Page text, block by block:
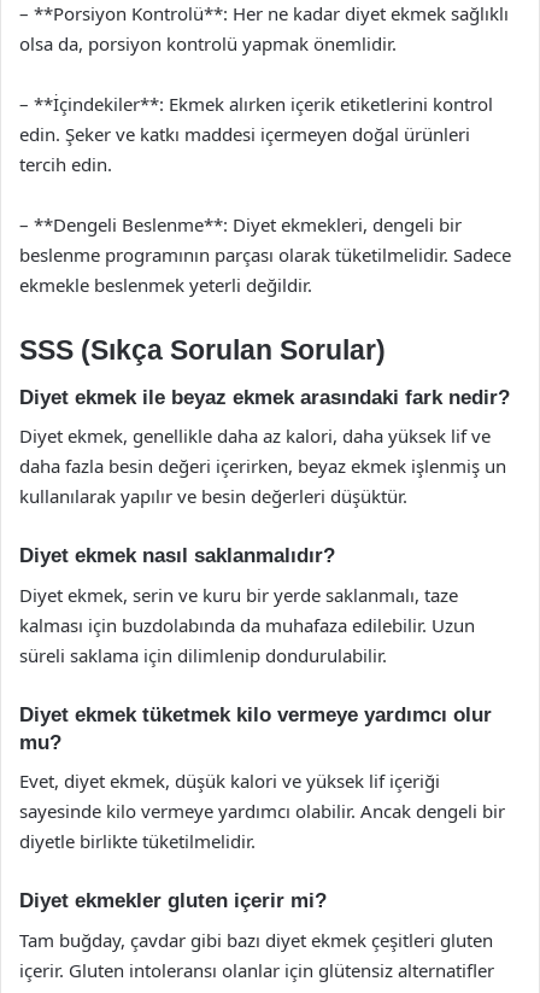
– **Porsiyon Kontrolü**: Her ne kadar diyet ekmek sağlıklı
olsa da, porsiyon kontrolü yapmak önemlidir.
– **İçindekiler**: Ekmek alırken içerik etiketlerini kontrol
edin. Şeker ve katkı maddesi içermeyen doğal ürünleri
tercih edin.
– **Dengeli Beslenme**: Diyet ekmekleri, dengeli bir
beslenme programının parçası olarak tüketilmelidir. Sadece
ekmekle beslenmek yeterli değildir.
SSS (Sıkça Sorulan Sorular)
Diyet ekmek ile beyaz ekmek arasındaki fark nedir?
Diyet ekmek, genellikle daha az kalori, daha yüksek lif ve
daha fazla besin değeri içerirken, beyaz ekmek işlenmiş un
kullanılarak yapılır ve besin değerleri düşüktür.
Diyet ekmek nasıl saklanmalıdır?
Diyet ekmek, serin ve kuru bir yerde saklanmalı, taze
kalması için buzdolabında da muhafaza edilebilir. Uzun
süreli saklama için dilimlenip dondurulabilir.
Diyet ekmek tüketmek kilo vermeye yardımcı olur
mu?
Evet, diyet ekmek, düşük kalori ve yüksek lif içeriği
sayesinde kilo vermeye yardımcı olabilir. Ancak dengeli bir
diyetle birlikte tüketilmelidir.
Diyet ekmekler gluten içerir mi?
Tam buğday, çavdar gibi bazı diyet ekmek çeşitleri gluten
içerir. Gluten intoleransı olanlar için glütensiz alternatifler